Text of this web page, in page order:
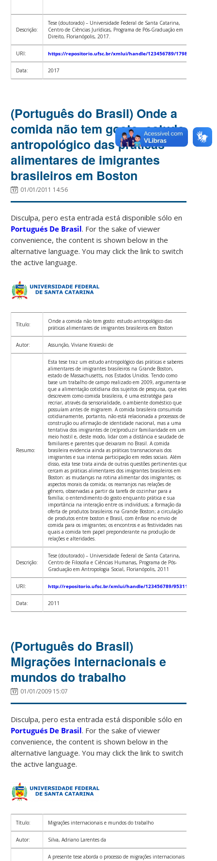
Descrição:
Tese (doutorado) – Universidade Federal de Santa Catarina,
Centro de Ciências Jurídicas, Programa de Pós-Graduação em
Direito, Florianópolis, 2017.
URI: https://repositorio.ufsc.br/xmlui/handle/123456789/179896
Data: 2017
(Português do Brasil) Onde a
comida não tem gosto: estudo
antropológico das práticas
alimentares de imigrantes
brasileiros em Boston
01/01/2011 14:56
Disculpa, pero esta entrada está disponible sólo en
Portugués De Brasil. For the sake of viewer
convenience, the content is shown below in the
alternative language. You may click the link to switch
the active language.
Título:
Onde a comida não tem gosto: estudo antropológico das
práticas alimentares de imigrantes brasileiros em Boston
Autor: Assunção, Viviane Kraieski de
Resumo:
Esta tese traz um estudo antropológico das práticas e saberes
alimentares de imigrantes brasileiros na Grande Boston,
estado de Massachusetts, nos Estados Unidos. Tendo como
base um trabalho de campo realizado em 2009, argumenta-se
que a alimentação cotidiana dos sujeitos de pesquisa, que eles
descrevem como comida brasileira, é uma estratégia para
recriar, através da sensorialidade, o ambiente doméstico que
possuíam antes de migrarem. A comida brasileira consumida
cotidianamente, portanto, não está relacionada a processos de
construção ou afirmação de identidade nacional, mas a uma
tentativa dos imigrantes de (re)produzir familiaridade em um
meio hostil e, deste modo, lidar com a distância e saudade de
familiares e parentes que deixaram no Brasil. A comida
brasileira evidencia ainda as práticas transnacionais dos
imigrantes e sua intensa participação em redes sociais. Além
disso, esta tese trata ainda de outras questões pertinentes que
cercam as práticas alimentares dos imigrantes brasileiros em
Boston: as mudanças na rotina alimentar dos imigrantes; os
aspectos morais da comida; os rearranjos nas relações de
gênero, observadas a partir da tarefa de cozinhar para a
família; o entendimento do gosto enquanto prática e sua
importância na interação entre os indivíduos; a formação da
oferta de produtos brasileiros na Grande Boston; a circulação
de produtos entre boston e Brasil, com ênfase no envio de
comida para os imigrantes; os encontros e as festividades nas
quais a comida tem papel preponderante na produção de
relações e alteridades.
Descrição:
Tese (doutorado) – Universidade Federal de Santa Catarina,
Centro de Filosofia e Ciências Humanas, Programa de Pós-
Graduação em Antropologia Social, Florianópolis, 2011
URI: http://repositorio.ufsc.br/xmlui/handle/123456789/95311
Data: 2011
(Português do Brasil)
Migrações internacionais e
mundos do trabalho
01/01/2009 15:07
Disculpa, pero esta entrada está disponible sólo en
Portugués De Brasil. For the sake of viewer
convenience, the content is shown below in the
alternative language. You may click the link to switch
the active language.
Título: Migrações internacionais e mundos do trabalho
Autor: Silva, Adriano Larentes da
A presente tese aborda o processo de migrações internacionais